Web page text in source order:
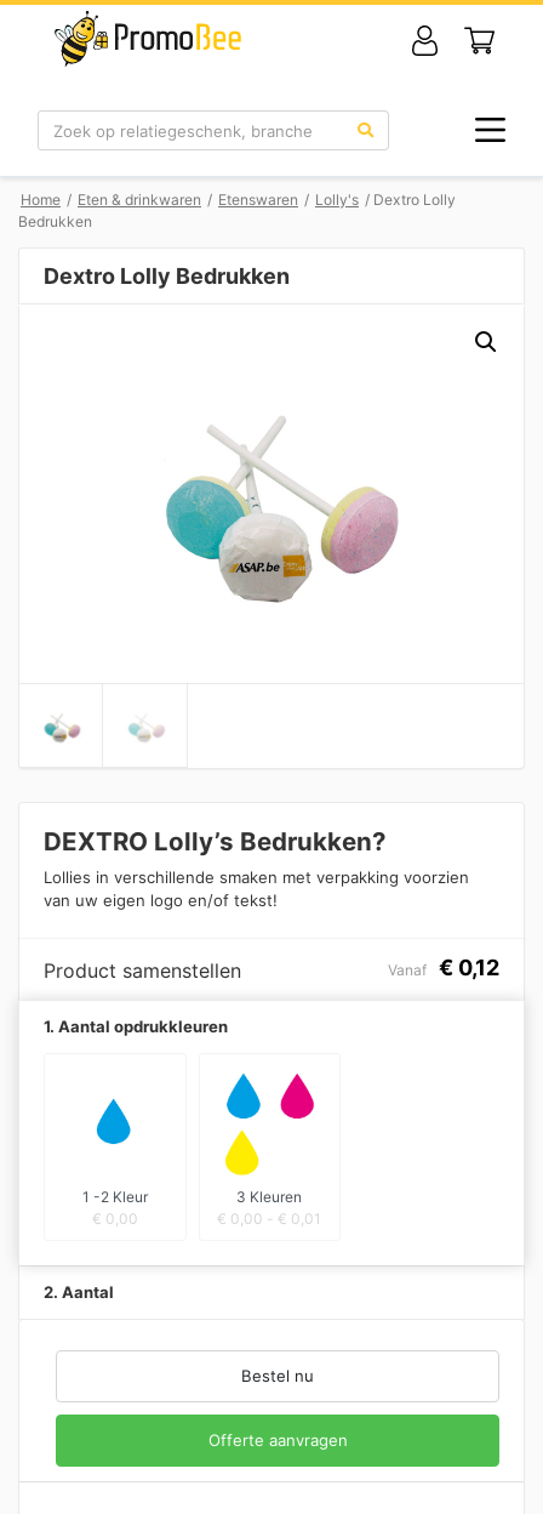
Zoek
Home / Eten & drinkwaren / Etenswaren / Lolly's / Dextro Lolly
Bedrukken
Dextro Lolly Bedrukken
DEXTRO Lolly’s Bedrukken?
Lollies in verschillende smaken met verpakking voorzien
van uw eigen logo en/of tekst!
Product samenstellen Vanaf € 0,12
1. Aantal opdrukkleuren
1 -2 Kleur
€ 0,00
3 Kleuren
€ 0,00 - € 0,01
2. Aantal
Bestel nu
Offerte aanvragen